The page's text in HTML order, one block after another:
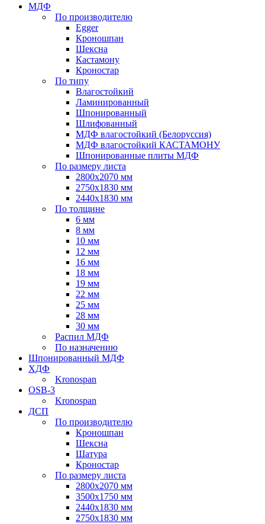
МДФ
По производителю
Egger
Кроношпан
Шексна
Кастамону
Кроностар
По типу
Влагостойкий
Ламинированный
Шпонированный
Шлифованный
МДФ влагостойкий (Белоруссия)
МДФ влагостойкий КАСТАМОНУ
Шпонированные плиты МДФ
По размеру листа
2800х2070 мм
2750х1830 мм
2440х1830 мм
По толщине
6 мм
8 мм
10 мм
12 мм
16 мм
18 мм
19 мм
22 мм
25 мм
28 мм
30 мм
Распил МДФ
По назначению
Шпонированный МДФ
ХДФ
Kronospan
OSB-3
Kronospan
ДСП
По производителю
Кроношпан
Шексна
Шатура
Кроностар
По размеру листа
2800х2070 мм
3500х1750 мм
2440х1830 мм
2750х1830 мм